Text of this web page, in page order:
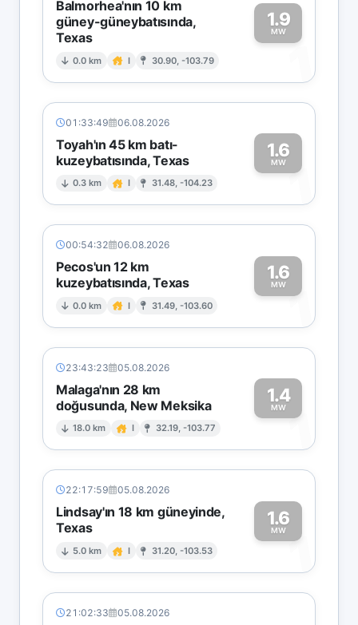
Balmorhea'nın 10 km
güney-güneybatısında,
Texas
0.0 km I 30.90, -103.79
1.9
MW
1
01:33:49 06.08.2026
Toyah'ın 45 km batı-
kuzeybatısında, Texas
0.3 km I 31.48, -104.23
1.6
MW1
00:54:32 06.08.2026
Pecos'un 12 km
kuzeybatısında, Texas
0.0 km I 31.49, -103.60
1.6
MW1
23:43:23 05.08.2026
Malaga'nın 28 km
doğusunda, New Meksika
18.0 km I 32.19, -103.77
1.4
MW1
22:17:59 05.08.2026
Lindsay'ın 18 km güneyinde,
Texas
5.0 km I 31.20, -103.53
1.6
MW1
21:02:33 05.08.2026